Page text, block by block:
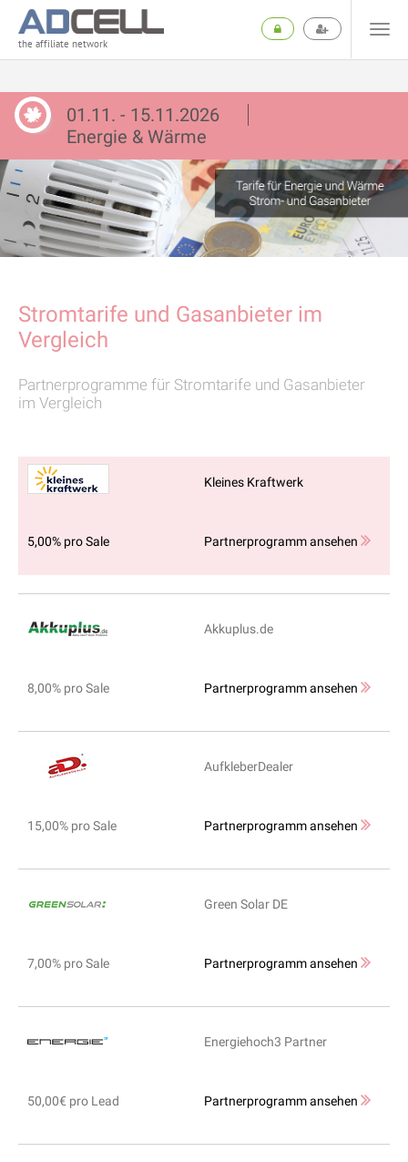
the affiliate network
01.11. - 15.11.2026
Energie & Wärme
Stromtarife und Gasanbieter im
Vergleich
Partnerprogramme für Stromtarife und Gasanbieter
im Vergleich
Kleines Kraftwerk
5,00% pro Sale Partnerprogramm ansehen
Akkuplus.de
8,00% pro Sale Partnerprogramm ansehen
AufkleberDealer
15,00% pro Sale Partnerprogramm ansehen
Green Solar DE
7,00% pro Sale Partnerprogramm ansehen
Energiehoch3 Partner
50,00€ pro Lead Partnerprogramm ansehen